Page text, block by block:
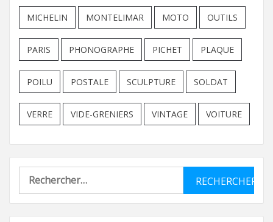
MICHELIN MONTELIMAR MOTO OUTILS
PARIS PHONOGRAPHE PICHET PLAQUE
POILU POSTALE SCULPTURE SOLDAT
VERRE VIDE-GRENIERS VINTAGE VOITURE
Rechercher :